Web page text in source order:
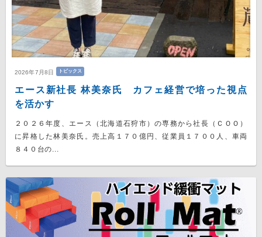
2026年7月8日 トピックス
エース新社長 林美奈氏 カフェ経営で培った視点
を活かす
２０２６年度、エース（北海道石狩市）の専務から社長（ＣＯＯ）
に昇格した林美奈氏。売上高１７０億円、従業員１７００人、車両
８４０台の...